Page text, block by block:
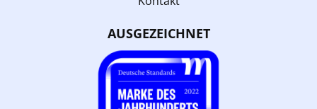
AUSGEZEICHNET